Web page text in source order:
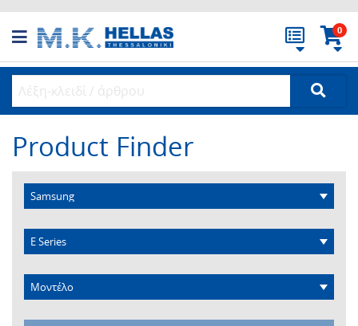
0
Product Finder